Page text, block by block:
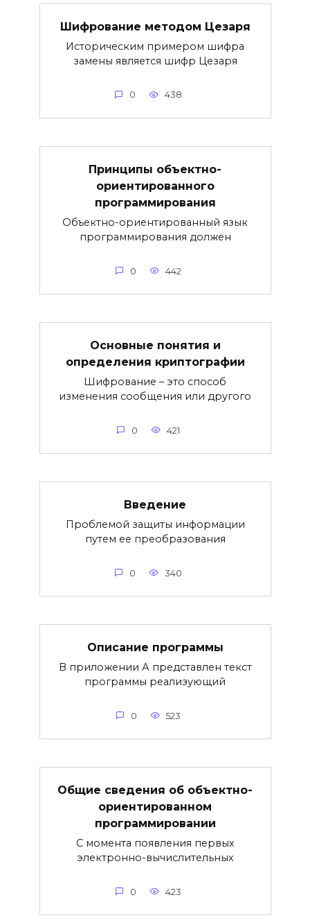
Шифрование методом Цезаря
Историческим примером шифра
замены является шифр Цезаря
0 438
Принципы объектно-
ориентированного
программирования
Объектно-ориентированный язык
программирования должен
0 442
Основные понятия и
определения криптографии
Шифрование – это способ
изменения сообщения или другого
0 421
Введение
Про­бле­мой защиты информации
путем ее преобразования
0 340
Описание программы
В приложении А представлен текст
программы реализующий
0 523
Общие сведения об объектно-
ориентированном
программировании
С момента появления первых
электронно-вычислительных
0 423